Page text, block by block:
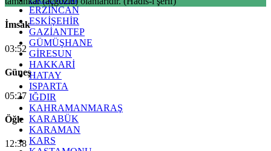
ERZİNCAN
ESKİŞEHİR
GAZİANTEP
GÜMÜŞHANE
GİRESUN
HAKKARİ
HATAY
ISPARTA
IĞDIR
KAHRAMANMARAŞ
KARABÜK
KARAMAN
KARS
İmsak
03:52
Güneş
05:27
Öğle
12:38